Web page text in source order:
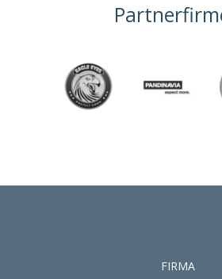
FIRMA